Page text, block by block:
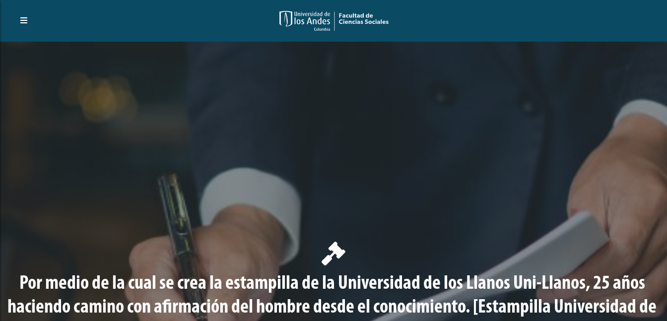
Por medio de la cual se crea la estampilla de la Universidad de los Llanos Uni-Llanos, 25 años
haciendo camino con afirmación del hombre desde el conocimiento. [Estampilla Universidad de